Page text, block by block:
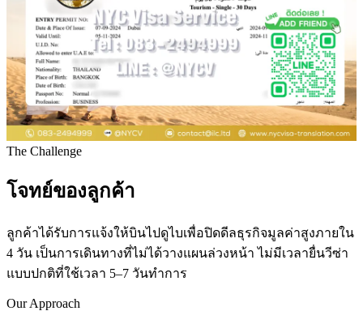
The Challenge
โจทย์ของลูกค้า
ลูกค้าได้รับการแจ้งให้บินไปดูไบเพื่อปิดดีลธุรกิจมูลค่าสูงภายใน
4 วัน เป็นการเดินทางที่ไม่ได้วางแผนล่วงหน้า ไม่มีเวลายื่นวีซ่า
แบบปกติที่ใช้เวลา 5–7 วันทำการ
Our Approach